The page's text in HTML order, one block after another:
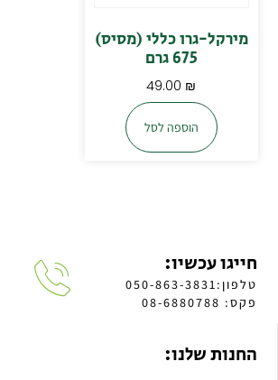
מירקל-גרו כללי (מסיס)
675 גרם
49.00 ₪
הוספה לסל
חייגו עכשיו:
טלפון:050-863-3831
פקס: 08-6880788
החנות שלנו: